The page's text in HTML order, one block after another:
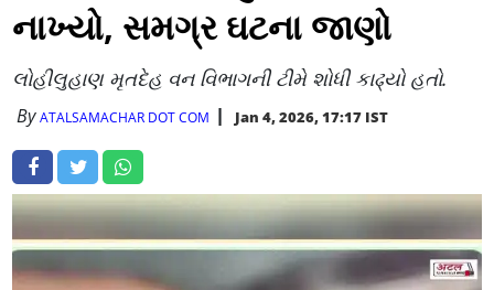
નાખ્યો, સમગ્ર ઘટના જાણો
લોહીલુહાણ મૃતદેહ વન વિભાગની ટીમે શોધી કાઢ્યો હતો.
ByATALSAMACHAR DOT COM Jan 4, 2026, 17:17 IST